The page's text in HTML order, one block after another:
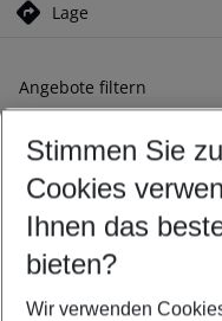
Lage
Angebote filtern
Ändern Sie Ihre
Abflughafen wählen
Beliebiger
Reisezeitraum wählen
09.08.26– 07.08.27
2 Erwachsene
Stimmen Sie
Cookies
Ihnen das
bieten?
Wir verwenden